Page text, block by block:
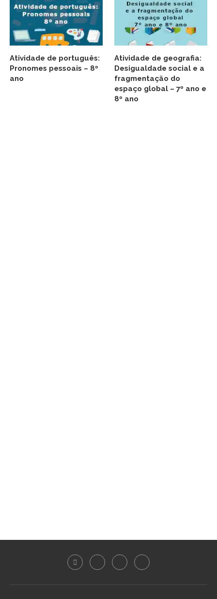
Atividade de português:
Pronomes pessoais – 8º
ano
Atividade de geografia:
Desigualdade social e a
fragmentação do
espaço global – 7º ano e
8º ano